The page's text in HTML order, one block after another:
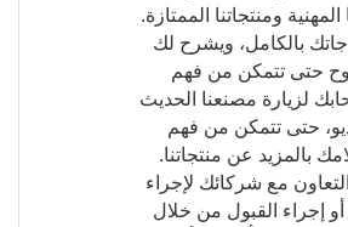
ومنتجاتنا الممتازة.
بالكامل، ويشرح لك
حتى تتمكن من فهم
لزيارة مصنعنا الحديث
حتى تتمكن من فهم
بالمزيد عن منتجاتنا.
مع شركائك لإجراء
أو إجراء القبول من خلال